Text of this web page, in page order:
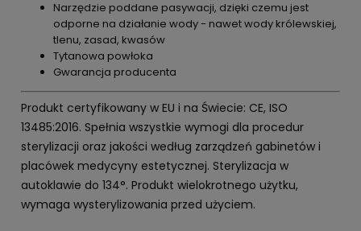
Narzędzie poddane pasywacji, dzięki czemu jest
odporne na działanie wody - nawet wody królewskiej,
tlenu, zasad, kwasów
Tytanowa powłoka
Gwarancja producenta
Produkt certyfikowany w EU i na Świecie: CE, ISO
13485:2016. Spełnia wszystkie wymogi dla procedur
sterylizacji oraz jakości według zarządzeń gabinetów i
placówek medycyny estetycznej. Sterylizacja w
autoklawie do 134°. Produkt wielokrotnego użytku,
wymaga wysterylizowania przed użyciem.